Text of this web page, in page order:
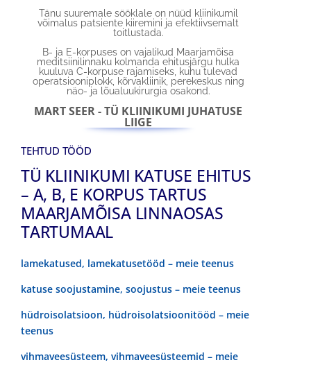
Tänu suuremale sööklale on nüüd kliinikumil
võimalus patsiente kiiremini ja efektiivsemalt
toitlustada.
B- ja E-korpuses on vajalikud Maarjamõisa
meditsiinilinnaku kolmanda ehitusjärgu hulka
kuuluva C-korpuse rajamiseks, kuhu tulevad
operatsiooniplokk, kõrvakliinik, perekeskus ning
näo- ja lõualuukirurgia osakond.
MART SEER - TÜ KLIINIKUMI JUHATUSE
LIIGE
TEHTUD TÖÖD
TÜ KLIINIKUMI KATUSE EHITUS
– A, B, E KORPUS TARTUS
MAARJAMÕISA LINNAOSAS
TARTUMAAL
lamekatused, lamekatusetööd – meie teenus
katuse soojustamine, soojustus – meie teenus
hüdroisolatsioon, hüdroisolatsioonitööd – meie
teenus
vihmaveesüsteem, vihmaveesüsteemid – meie